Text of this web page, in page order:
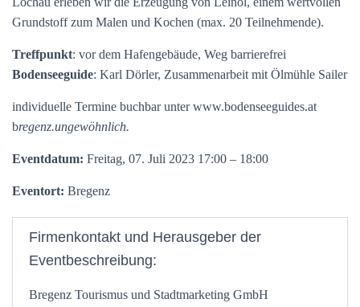
Grundstoff zum Malen und Kochen (max. 20 Teilnehmende).
Treffpunkt: vor dem Hafengebäude, Weg barrierefrei
Bodenseeguide: Karl Dörler, Zusammenarbeit mit Ölmühle Sailer
individuelle Termine buchbar unter www.bodenseeguides.at
bregenz.ungewöhnlich.
Eventdatum: Freitag, 07. Juli 2023 17:00 – 18:00
Eventort: Bregenz
Firmenkontakt und Herausgeber der
Eventbeschreibung:
Bregenz Tourismus und Stadtmarketing GmbH